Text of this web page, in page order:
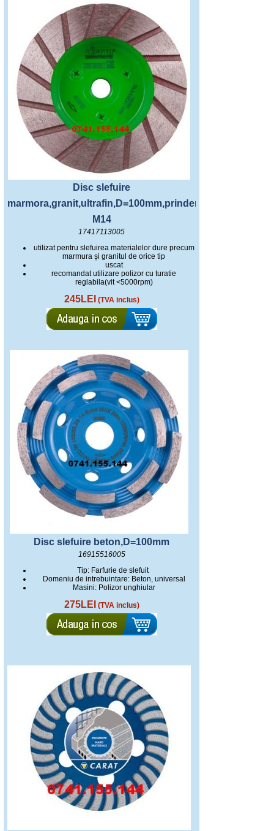
Disc slefuire
marmora,granit,ultrafin,D=100mm,prindere
M14
17417113005
utilizat pentru slefuirea materialelor dure precum
marmura și granitul de orice tip
uscat
recomandat utilizare polizor cu turatie
reglabila(vit <5000rpm)
245LEI (TVA inclus)
Disc slefuire beton,D=100mm
16915516005
Tip: Farfurie de slefuit
Domeniu de intrebuintare: Beton, universal
Masini: Polizor unghiular
275LEI (TVA inclus)